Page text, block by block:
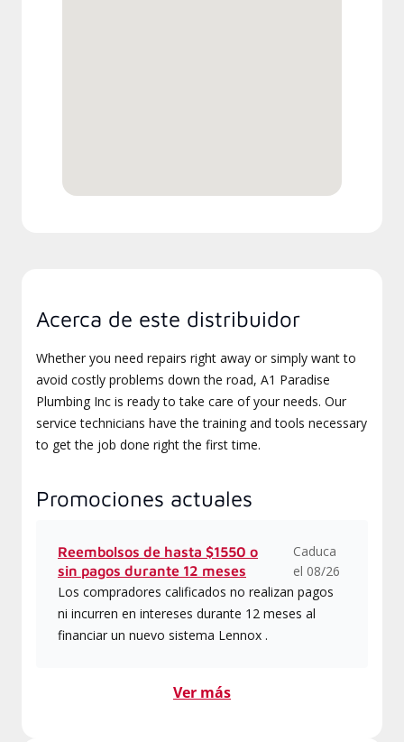
Acerca de este distribuidor
Whether you need repairs right away or simply want to
avoid costly problems down the road, A1 Paradise
Plumbing Inc is ready to take care of your needs. Our
service technicians have the training and tools necessary
to get the job done right the first time.
Promociones actuales
Reembolsos de hasta $1550 o
sin pagos durante 12 meses
Caduca
el 08/26
Los compradores calificados no realizan pagos
ni incurren en intereses durante 12 meses al
financiar un nuevo sistema Lennox .
Ver más